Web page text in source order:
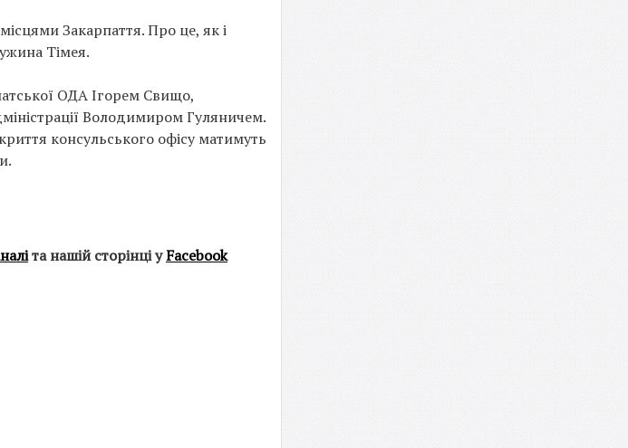
Закарпаття. Про це, як і
Тімея.
ОДА Ігорем Свищо,
Володимиром Гуляничем.
консульського офісу матимуть
та нашій сторінці уFacebook